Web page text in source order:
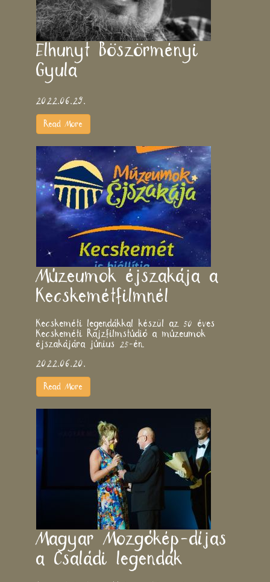
Elhunyt Böszörményi
Gyula
2022.06.29.
Read More
Múzeumok éjszakája a
Kecskemétfilmnél
Kecskeméti legendákkal készül az 50 éves
Kecskeméti Rajzfilmstúdió a múzeumok
éjszakájára június 25-én.
2022.06.20.
Read More
Magyar Mozgókép-díjas
a Családi legendák